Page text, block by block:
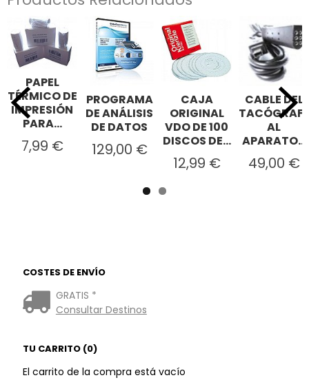
COSTES DE ENVÍO
GRATIS *
Consultar Destinos
TU CARRITO (0)
El carrito de la compra está vacío
PAPEL
TÉRMICO DE
IMPRESIÓN
PARA...
7,99 €
PROGRAMA
DE ANÁLISIS
DE DATOS
129,00 €
CAJA
ORIGINAL
VDO DE 100
DISCOS DE...
12,99 €
CABLE DEL
AL
APARATO...
49,00 €